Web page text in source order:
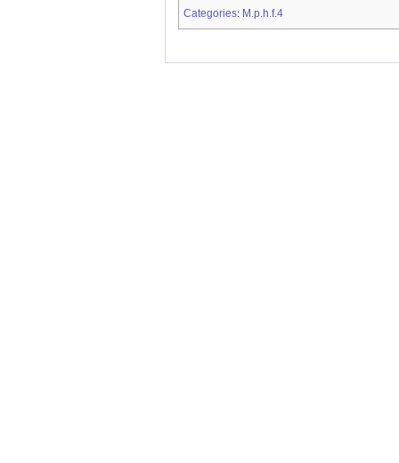
Categories: M.p.h.f.4